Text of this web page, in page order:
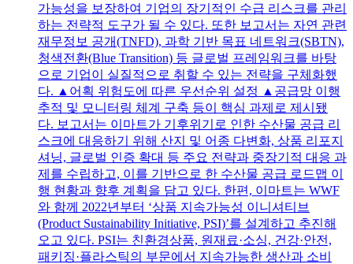
가능성을 보장하여 기업의 장기적인 수급 리스크를 관리
하는 전략적 도구가 될 수 있다. 또한 보고서는 자연 관련
재무정보 공개(TNFD), 과학 기반 목표 네트워크(SBTN),
청색전환(Blue Transition) 등 글로벌 프레임워크를 바탕
으로 기업이 실질적으로 취할 수 있는 전략을 구체화했
다. ▲어획 위험도에 따른 우선순위 설정 ▲공급망 이행
추적 및 모니터링 체계 구축 등이 핵심 과제로 제시됐
다. 보고서는 이마트가 기후위기로 인한 수산물 공급 리
스크에 대응하기 위해 산지 및 어종 다변화, 상품 리포지
셔닝, 글로벌 인증 확대 등 주요 전략과 중장기적 대응 과
제를 수립하고, 이를 기반으로 한 수산물 공급 로드맵 이
행 현황과 향후 계획을 담고 있다. 한편, 이마트는 WWF
와 함께 2022년부터 ‘상품 지속가능성 이니셔티브
(Product Sustainability Initiative, PSI)’를 설계하고 추진해
오고 있다. PSI는 친환경상품, 원재료·소싱, 건강·안전,
패키징·플라스틱의 부문에서 지속가능한 생산과 소비